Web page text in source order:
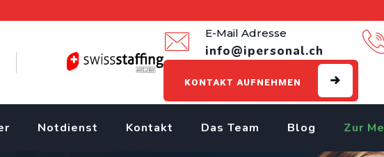
E-Mail Adresse
info@ipersonal.ch
KONTAKT AUFNEHMEN
Notdienst Kontakt Das Team Blog Zur